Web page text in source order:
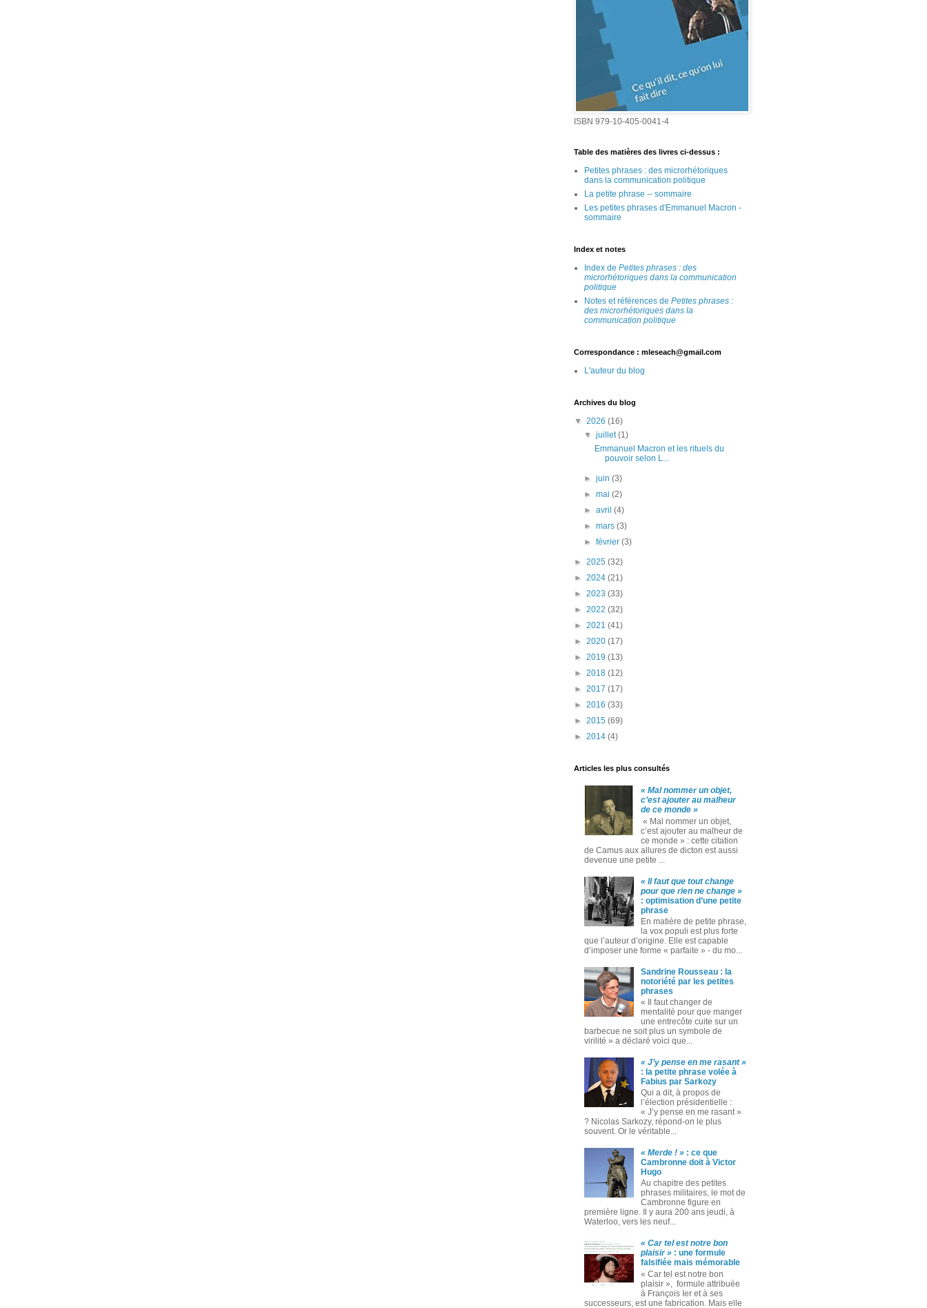
ISBN 979-10-405-0041-4
Table des matières des livres ci-dessus :
Petites phrases : des microrhétoriques
dans la communication politique
La petite phrase -- sommaire
Les petites phrases d'Emmanuel Macron -
sommaire
Index et notes
Index de Petites phrases : des
microrhétoriques dans la communication
politique
Notes et références de Petites phrases :
des microrhétoriques dans la
communication politique
Correspondance : mleseach@gmail.com
L'auteur du blog
Archives du blog
▼ 2026 (16)
▼juillet(1)
Emmanuel Macron et les rituels du
pouvoir selon L...
►juin(3)
►mai(2)
►avril(4)
►mars(3)
►février(3)
► 2025 (32)
► 2024 (21)
► 2023 (33)
► 2022 (32)
► 2021 (41)
► 2020 (17)
► 2019 (13)
► 2018 (12)
► 2017 (17)
► 2016 (33)
► 2015 (69)
► 2014 (4)
Articles les plus consultés
« Mal nommer un objet,
c’est ajouter au malheur
de ce monde »
« Mal nommer un objet,
c’est ajouter au malheur de
ce monde » : cette citation
de Camus aux allures de dicton est aussi
devenue une petite ...
« Il faut que tout change
pour que rien ne change »
: optimisation d’une petite
phrase
En matière de petite phrase,
la vox populi est plus forte
que l’auteur d’origine. Elle est capable
d’imposer une forme « parfaite » ‑ du mo...
Sandrine Rousseau : la
notoriété par les petites
phrases
« Il faut changer de
mentalité pour que manger
une entrecôte cuite sur un
barbecue ne soit plus un symbole de
virilité » a déclaré voici que...
« J’y pense en me rasant »
: la petite phrase volée à
Fabius par Sarkozy
Qui a dit, à propos de
l’élection présidentielle :
« J’y pense en me rasant »
? Nicolas Sarkozy, répond-on le plus
souvent. Or le véritable...
« Merde ! »: ce que
Cambronne doit à Victor
Hugo
Au chapitre des petites
phrases militaires, le mot de
Cambronne figure en
première ligne. Il y aura 200 ans jeudi, à
Waterloo, vers les neuf...
« Car tel est notre bon
plaisir »: une formule
falsifiée mais mémorable
« Car tel est notre bon
plaisir », formule attribuée
à François Ier et à ses
successeurs, est une fabrication. Mais elle